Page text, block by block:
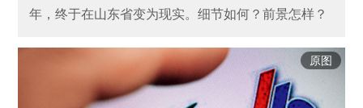
年，终于在山东省变为现实。细节如何？前景怎样？
原图